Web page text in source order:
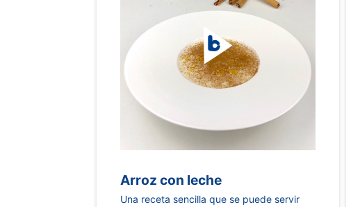
Arroz con leche
Una receta sencilla que se puede servir